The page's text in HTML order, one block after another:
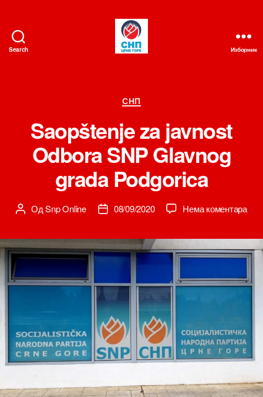
Search Изборник
Категорије
СНП
Saopštenje za javnost
Odbora SNP Glavnog
grada Podgorica
Аутор
ОдSnp Online
Датум08/09/2020 Нема коментарана